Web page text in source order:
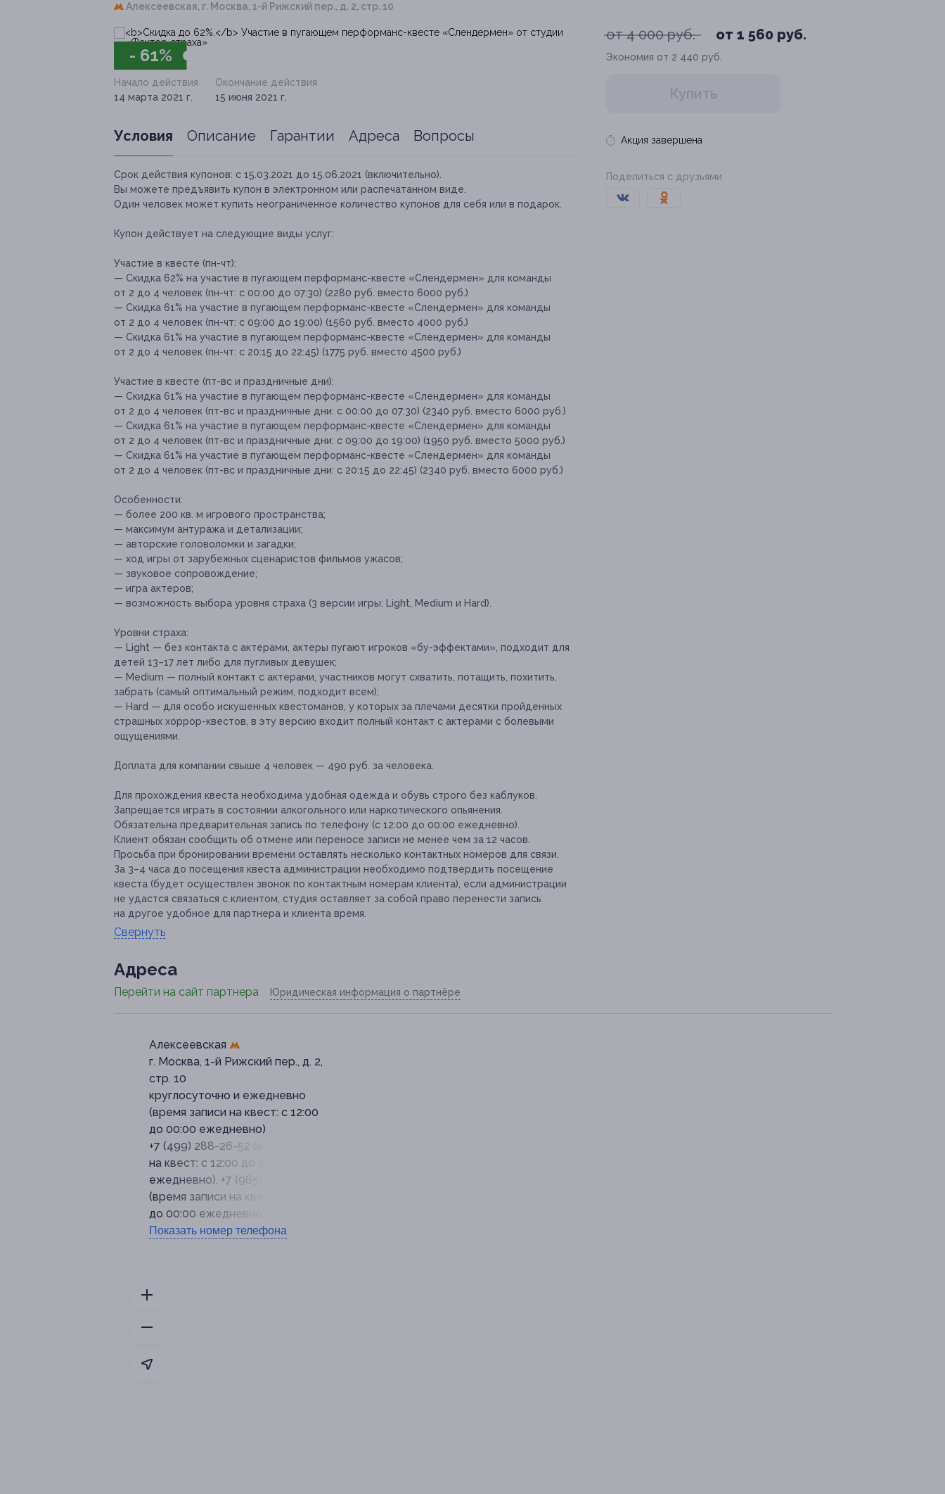
Алексеевская, г. Москва, 1-й Рижский пер., д. 2, стр. 10
- 61%
от 4 000 руб. от 1 560 руб.
Экономия от 2 440 руб.
Купить
Акция завершена
Поделиться с друзьями
Начало действия
14 марта 2021 г.
Окончание действия
15 июня 2021 г.
Условия Описание Гарантии Адреса Вопросы
Срок действия купонов: с 15.03.2021 до 15.06.2021 (включительно).
Вы можете предъявить купон в электронном или распечатанном виде.
Один человек может купить неограниченное количество купонов для себя или в подарок.
Купон действует на следующие виды услуг:
Участие в квесте (пн-чт):
— Скидка 62% на участие в пугающем перформанс-квесте «Слендермен» для команды
от 2 до 4 человек (пн-чт: с 00:00 до 07:30) (2280 руб. вместо 6000 руб.)
— Скидка 61% на участие в пугающем перформанс-квесте «Слендермен» для команды
от 2 до 4 человек (пн-чт: с 09:00 до 19:00) (1560 руб. вместо 4000 руб.)
— Скидка 61% на участие в пугающем перформанс-квесте «Слендермен» для команды
от 2 до 4 человек (пн-чт: с 20:15 до 22:45) (1775 руб. вместо 4500 руб.)
Участие в квесте (пт-вс и праздничные дни):
— Скидка 61% на участие в пугающем перформанс-квесте «Слендермен» для команды
от 2 до 4 человек (пт-вс и праздничные дни: с 00:00 до 07:30) (2340 руб. вместо 6000 руб.)
— Скидка 61% на участие в пугающем перформанс-квесте «Слендермен» для команды
от 2 до 4 человек (пт-вс и праздничные дни: с 09:00 до 19:00) (1950 руб. вместо 5000 руб.)
— Скидка 61% на участие в пугающем перформанс-квесте «Слендермен» для команды
от 2 до 4 человек (пт-вс и праздничные дни: с 20:15 до 22:45) (2340 руб. вместо 6000 руб.)
Особенности:
— более 200 кв. м игрового пространства;
— максимум антуража и детализации;
— авторские головоломки и загадки;
— ход игры от зарубежных сценаристов фильмов ужасов;
— звуковое сопровождение;
— игра актеров;
— возможность выбора уровня страха (3 версии игры: Light, Medium и Hard).
Уровни страха:
— Light — без контакта с актерами, актеры пугают игроков «бу-эффектами», подходит для
детей 13–17 лет либо для пугливых девушек;
— Medium — полный контакт с актерами, участников могут схватить, потащить, похитить,
забрать (самый оптимальный режим, подходит всем);
— Hard — для особо искушенных квестоманов, у которых за плечами десятки пройденных
страшных хоррор-квестов, в эту версию входит полный контакт с актерами с болевыми
ощущениями.
Доплата для компании свыше 4 человек — 490 руб. за человека.
Для прохождения квеста необходима удобная одежда и обувь строго без каблуков.
Запрещается играть в состоянии алкогольного или наркотического опьянения.
Обязательна предварительная запись по телефону (с 12:00 до 00:00 ежедневно).
Клиент обязан сообщить об отмене или переносе записи не менее чем за 12 часов.
Просьба при бронировании времени оставлять несколько контактных номеров для связи.
За 3–4 часа до посещения квеста администрации необходимо подтвердить посещение
квеста (будет осуществлен звонок по контактным номерам клиента), если администрации
не удастся связаться с клиентом, студия оставляет за собой право перенести запись
на другое удобное для партнера и клиента время.
Свернуть
Адресa
Перейти на сайт партнера Юридическая информация о партнёре
Алексеевская
г. Москва, 1-й Рижский пер., д. 2,
стр. 10
круглосуточно и ежедневно
(время записи на квест: с 12:00
до 00:00 ежедневно)
+7 (499) 288-26-52 (время записи
на квест: с 12:00 до 00:00
ежедневно), +7 (985) 318-81-69
(время записи на квест: с 12:00
до 00:00 ежедневно)
Показать номер телефона